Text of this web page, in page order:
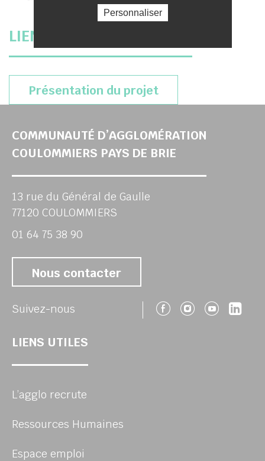
LIEN UTILE SUR LE PROJET
Présentation du projet(s’ouvrira dans
COMMUNAUTÉ D’AGGLOMÉRATION
COULOMMIERS PAYS DE BRIE
13 rue du Général de Gaulle
77120 COULOMMIERS
01 64 75 38 90
Nous contacter
Suivez-nous Suivez-nous
Suivez-
LIENS UTILES
L’agglo recrute
Ressources Humaines
Espace emploi
Personnaliser